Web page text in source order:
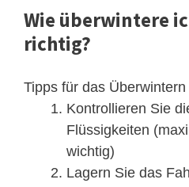
Wie überwintere
richtig?
Tipps für das
Kontrollieren Sie
Flüssigkeiten
wichtig)
Lagern Sie das